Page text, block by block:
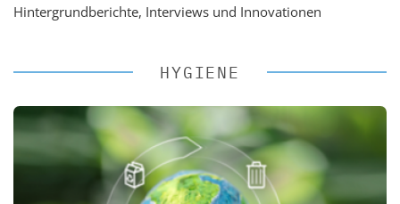
Hintergrundberichte, Interviews und Innovationen
HYGIENE